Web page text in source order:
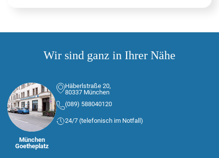
Wir sind ganz in Ihrer Nähe
München
Goetheplatz
Häberlstraße 20,
80337 München
(089) 588040120
24/7 (telefonisch im Notfall)